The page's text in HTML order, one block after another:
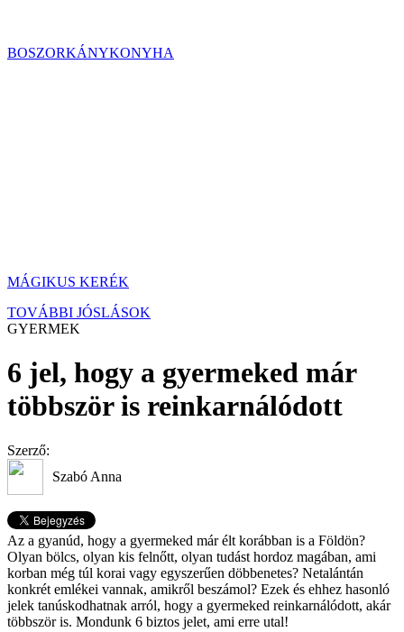
BOSZORKÁNYKONYHA
MÁGIKUS KERÉK
TOVÁBBI JÓSLÁSOK
GYERMEK
6 jel, hogy a gyermeked már
többször is reinkarnálódott
Szerző:
Szabó Anna
Az a gyanúd, hogy a gyermeked már élt korábban is a Földön?
Olyan bölcs, olyan kis felnőtt, olyan tudást hordoz magában, ami
korban még túl korai vagy egyszerűen döbbenetes? Netalántán
konkrét emlékei vannak, amikről beszámol? Ezek és ehhez hasonló
jelek tanúskodhatnak arról, hogy a gyermeked reinkarnálódott, akár
többször is. Mondunk 6 biztos jelet, ami erre utal!